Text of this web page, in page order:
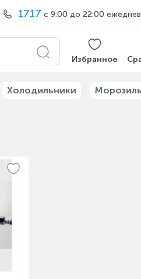
1717 с 9:00 до 22:00
Избранное
Холодильники